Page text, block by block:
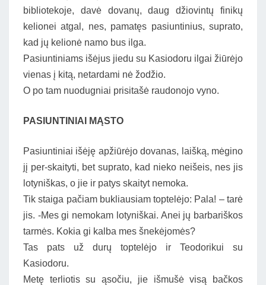
bibliotekoje, davė dovanų, daug džiovintų finikų
kelionei atgal, nes, pamatęs pasiuntinius, suprato,
kad jų kelionė namo bus ilga.
Pasiuntiniams išėjus jiedu su Kasiodoru ilgai žiūrėjo
vienas į kitą, netardami nė žodžio.
O po tam nuodugniai prisitašė raudonojo vyno.
PASIUNTINIAI MĄSTO
Pasiuntiniai išėję apžiūrėjo dovanas, laišką, mėgino
jį per-skaityti, bet suprato, kad nieko neišeis, nes jis
lotyniškas, o jie ir patys skaityt nemoka.
Tik staiga pačiam bukliausiam toptelėjo: Pala! – tarė
jis. -Mes gi nemokam lotyniškai. Anei jų barbariškos
tarmės. Kokia gi kalba mes šnekėjomės?
Tas pats už durų toptelėjo ir Teodorikui su
Kasiodoru.
Metę terliotis su ąsočiu, jie išmušė visą bačkos